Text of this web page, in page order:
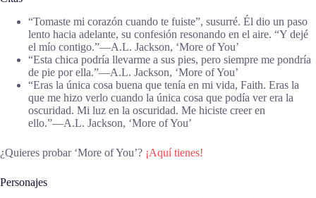
“Tomaste mi corazón cuando te fuiste”, susurré. Él dio un paso
lento hacia adelante, su confesión resonando en el aire. “Y dejé
el mío contigo.”―A.L. Jackson, ‘More of You’
“Esta chica podría llevarme a sus pies, pero siempre me pondría
de pie por ella.”―A.L. Jackson, ‘More of You’
“Eras la única cosa buena que tenía en mi vida, Faith. Eras la
que me hizo verlo cuando la única cosa que podía ver era la
oscuridad. Mi luz en la oscuridad. Me hiciste creer en
ello.”―A.L. Jackson, ‘More of You’
¿Quieres probar ‘More of You’? ¡Aquí tienes!
Personajes